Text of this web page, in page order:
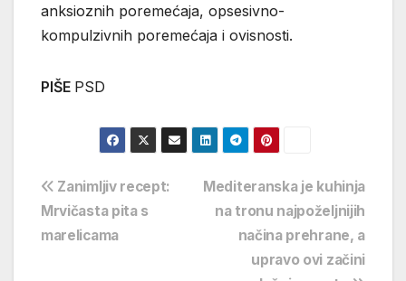
anksioznih poremećaja, opsesivno-
kompulzivnih poremećaja i ovisnosti.
PIŠE PSD
Navigacija
objava
Mediteranska je kuhinja
na tronu najpoželjnijih
načina prehrane, a
upravo ovi začini
Zanimljiv recept:
Mrvičasta pita s
marelicama